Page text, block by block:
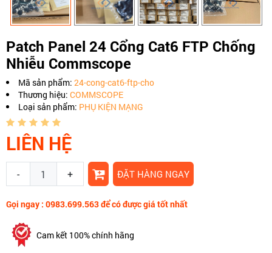
Patch Panel 24 Cổng Cat6 FTP Chống
Nhiễu Commscope
Mã sản phẩm: 24-cong-cat6-ftp-cho
Thương hiệu: COMMSCOPE
Loại sản phẩm: PHỤ KIỆN MẠNG
LIÊN HỆ
- + ĐẶT HÀNG NGAY
Gọi ngay : 0983.699.563 để có được giá tốt nhất
Cam kết 100% chính hãng